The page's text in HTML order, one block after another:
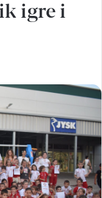
igre i